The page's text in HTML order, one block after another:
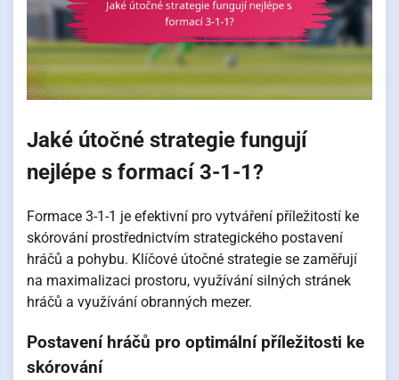
Jaké útočné strategie fungují
nejlépe s formací 3-1-1?
Formace 3-1-1 je efektivní pro vytváření příležitostí ke
skórování prostřednictvím strategického postavení
hráčů a pohybu. Klíčové útočné strategie se zaměřují
na maximalizaci prostoru, využívání silných stránek
hráčů a využívání obranných mezer.
Postavení hráčů pro optimální příležitosti ke
skórování